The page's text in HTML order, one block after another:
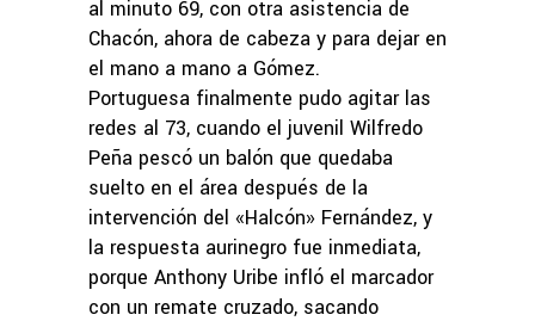
al minuto 69, con otra asistencia de
Chacón, ahora de cabeza y para dejar en
el mano a mano a Gómez.
Portuguesa finalmente pudo agitar las
redes al 73, cuando el juvenil Wilfredo
Peña pescó un balón que quedaba
suelto en el área después de la
intervención del «Halcón» Fernández, y
la respuesta aurinegro fue inmediata,
porque Anthony Uribe infló el marcador
con un remate cruzado, sacando